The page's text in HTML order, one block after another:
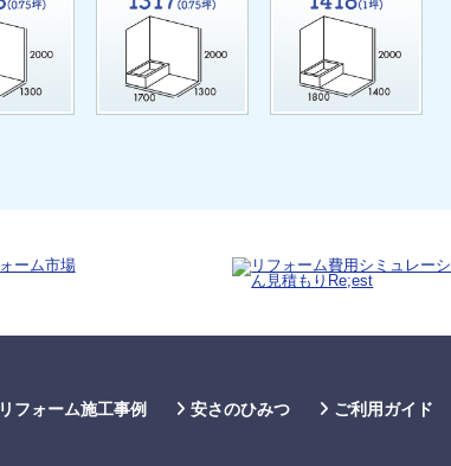
リフォーム施工事例 安さのひみつ ご利用ガイド